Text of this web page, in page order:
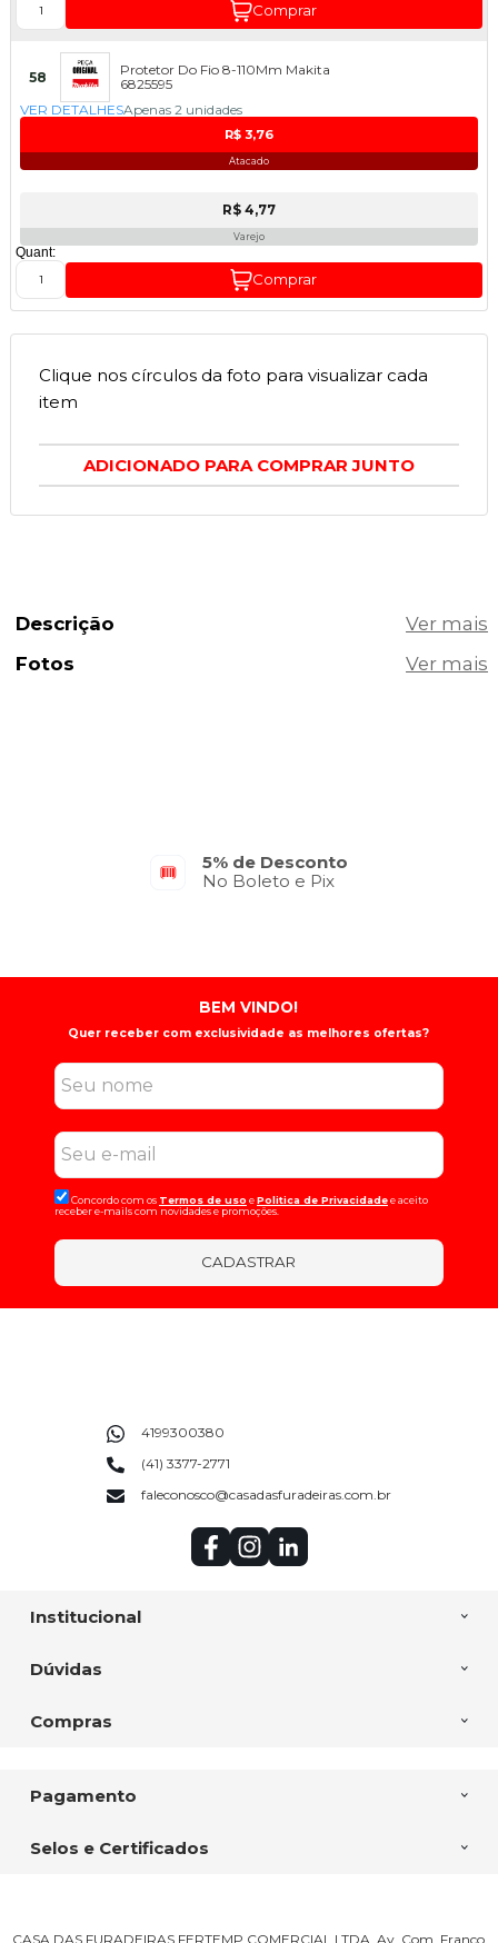
Comprar
58
Protetor Do Fio 8-110Mm Makita
6825595
VER DETALHESApenas 2 unidades
R$ 3,76
Atacado
R$ 4,77
Varejo
Quant:
Comprar
Clique nos círculos da foto para visualizar cada
item
ADICIONADO PARA COMPRAR JUNTO
Descrição
Fotos
Parcelamento em até 10x
No Cartão de Crédito
BEM VINDO!
Quer receber com exclusividade as melhores ofertas?
Concordo com os Termos de uso ePolitica de Privacidadee aceito
receber e-mails com novidades e promoções.
CADASTRAR
Institucional
Dúvidas
Compras
4199300380
(41) 3377-2771
faleconosco@casadasfuradeiras.com.br
Pagamento
Selos e Certificados
CASA DAS FURADEIRAS FERTEMP COMERCIAL LTDA, Av. Com. Franco